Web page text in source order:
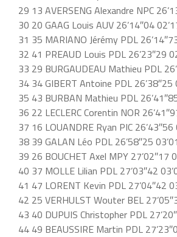
29 13 AVERSENG Alexandre NPC
30 20 GAAG Louis AUV 26’14″04
31 35 MARIANO Jérémy PDL
32 41 PREAUD Louis PDL 26’23″29
33 29 BURGAUDEAU Mathieu PDL
34 34 GIBERT Antoine PDL 26’38″25
35 43 BURBAN Mathieu PDL
36 22 LECLERC Corentin NOR
37 16 LOUANDRE Ryan PIC
38 39 GALAN Léo PDL 26’58″25
39 26 BOUCHET Axel MPY 27’02″17
40 37 MOLLE Lilian PDL 27’03″42
41 47 LORENT Kevin PDL 27’04″42
42 25 VERHULST Wouter BEL
43 40 DUPUIS Christopher PDL
44 49 BEAUSSIRE Martin PDL